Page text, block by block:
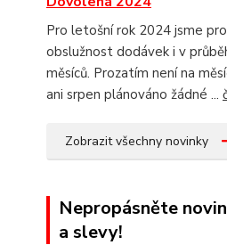
Pro letošní rok 2024 jsme
obslužnost dodávek i v
měsíců. Prozatím není na
ani srpen plánováno žádné ...
Zobrazit všechny novinky
Nepropásněte
a slevy!